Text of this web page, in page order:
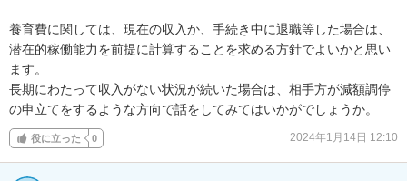
養育費に関しては、現在の収入か、手続き中に退職等した場合は、
潜在的稼働能力を前提に計算することを求める方針でよいかと思い
ます。
長期にわたって収入がない状況が続いた場合は、相手方が減額調停
の申立てをするような方向で話をしてみてはいかがでしょうか。
役に立った 0 2024年1月14日 12:10